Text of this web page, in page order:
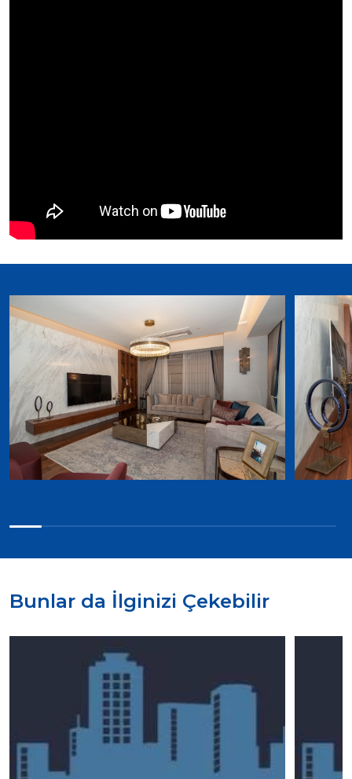
Bunlar da İlginizi Çekebilir